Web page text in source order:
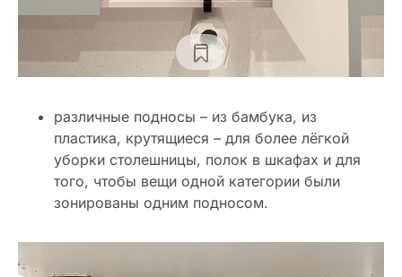
различные подносы – из бамбука, из
пластика, крутящиеся – для более лёгкой
уборки столешницы, полок в шкафах и для
того, чтобы вещи одной категории были
зонированы одним подносом.